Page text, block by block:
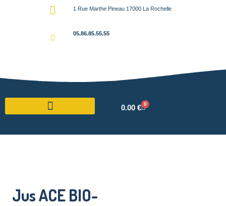
1 Rue Marthe Pineau 17000 La Rochelle
05.86.85.55.55
0.00 € 0
Jus ACE BIO-